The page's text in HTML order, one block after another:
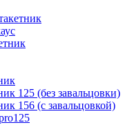
125 (без завальцовки)
156 (с завальцовкой)